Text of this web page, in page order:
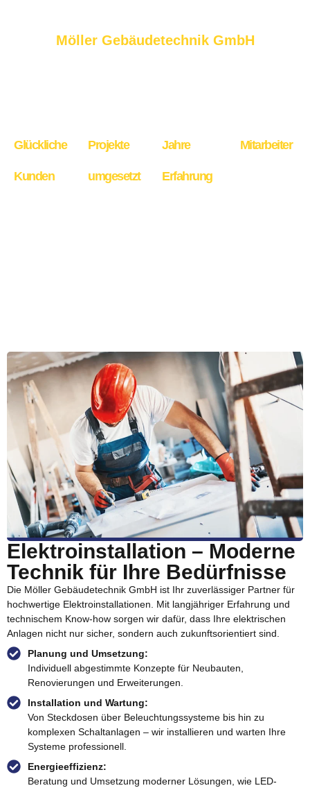
Möller Gebäudetechnik GmbH
Glückliche
Kunden
Projekte
umgesetzt
Jahre
Erfahrung
Mitarbeiter
Elektroinstallation – Moderne
Technik für Ihre Bedürfnisse
Die Möller Gebäudetechnik GmbH ist Ihr zuverlässiger Partner für
hochwertige Elektroinstallationen. Mit langjähriger Erfahrung und
technischem Know-how sorgen wir dafür, dass Ihre elektrischen
Anlagen nicht nur sicher, sondern auch zukunftsorientiert sind.
Planung und Umsetzung:
Individuell abgestimmte Konzepte für Neubauten,
Renovierungen und Erweiterungen.
Installation und Wartung:
Von Steckdosen über Beleuchtungssysteme bis hin zu
komplexen Schaltanlagen – wir installieren und warten Ihre
Systeme professionell.
Energieeffizienz:
Beratung und Umsetzung moderner Lösungen, wie LED-